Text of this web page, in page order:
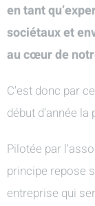
en tant
sociétaux et
au cœur de
C'est donc par
début d’année
Pilotée par
principe repose
entreprise qui